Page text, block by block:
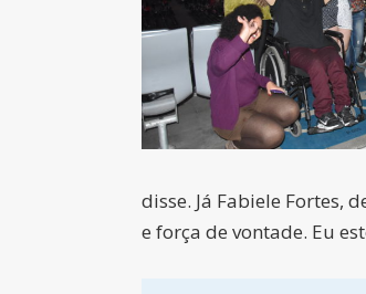
disse. Já Fabiele Fortes,
e força de vontade. Eu